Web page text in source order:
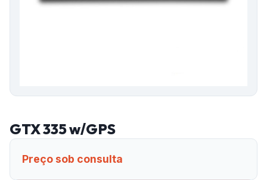
GTX 335 w/GPS
Preço sob consulta